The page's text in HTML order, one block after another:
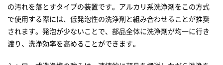
の汚れを落とすタイプの装置です。アルカリ系洗浄剤をこの方式
で使用する際には、低発泡性の洗浄剤と組み合わせることが推奨
されます。発泡が少ないことで、部品全体に洗浄剤が均一に行き
渡り、洗浄効率を高めることができます。